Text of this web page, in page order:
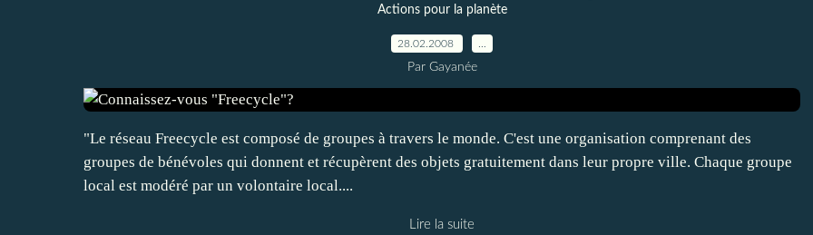
Actions pour la planète
28.02.2008
Par Gayanée
"Le réseau Freecycle est composé de groupes à travers le monde. C'est une organisation comprenant des
groupes de bénévoles qui donnent et récupèrent des objets gratuitement dans leur propre ville. Chaque groupe
local est modéré par un volontaire local....
Lire la suite